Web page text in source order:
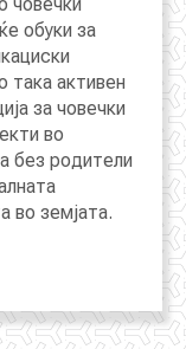
обуки за
активен
за човечки
во
без родители
во земјата.